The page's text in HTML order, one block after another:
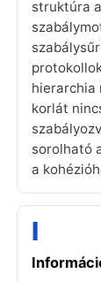
struktúra
hierarchia
korlát
sorolható
a
I